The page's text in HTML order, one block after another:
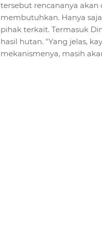
tersebut rencananya
membutuhkan. Hanya
pihak terkait. Termasuk
hasil hutan. "Yang jelas,
mekanismenya, masih